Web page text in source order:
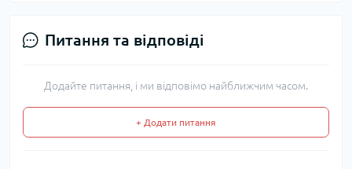
Питання та відповіді
Додайте питання, і ми відповімо найближчим часом.
+ Додати питання